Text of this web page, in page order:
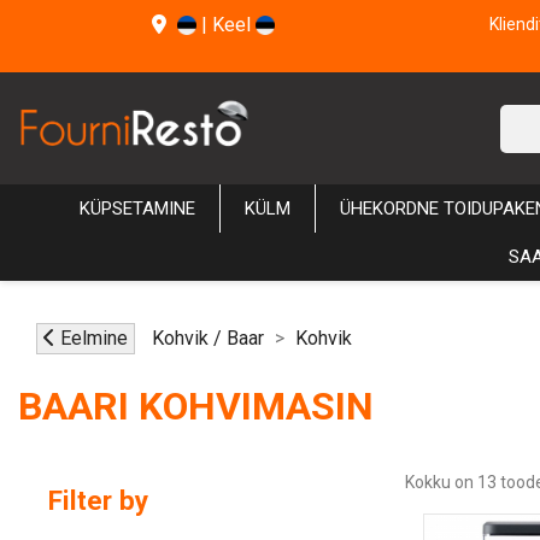
| Keel
KÜPSETAMINE KÜLM ÜHEKORDNE
Eelmine Kohvik / Baar Kohvik
BAARI KOHVIMASIN
Filter by
Kokku on 13